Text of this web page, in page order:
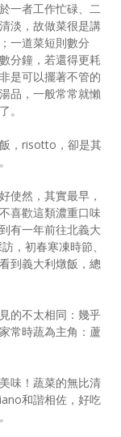
一者工作忙碌、二
淡，故做菜很是講
一道菜短則數分
分鐘，若還得更耗
是可以擺著不管的
品，一般常常就懶
。
，risotto，卻是其
使然，其實最早，
喜歡這類濃重口味
有一年前往北義大
，初春寒凍時節、
到義大利燉飯，總
的不太相同：幾乎
常時蔬為主角：蘆
味！蔬菜的無比清
和諧相佐，好吃